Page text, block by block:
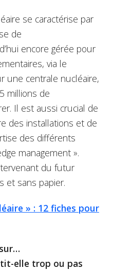
se caractérise par
de
encore gérée pour
via le
une centrale nucléaire,
millions de
Il est aussi crucial de
des installations et de
des différents
management ».
du futur
et sans papier.
» : 12 fiches pour
elle trop ou pas